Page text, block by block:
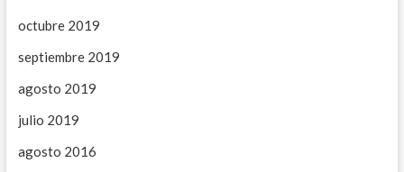
octubre 2019
septiembre 2019
agosto 2019
julio 2019
agosto 2016